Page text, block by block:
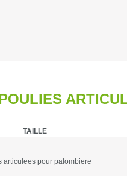
TAILLE
articulees pour palombiere